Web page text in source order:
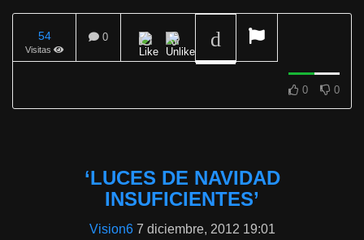
54
Visitas
0
0 0
‘LUCES DE NAVIDAD
INSUFICIENTES’
Vision6 7 diciembre, 2012 19:01